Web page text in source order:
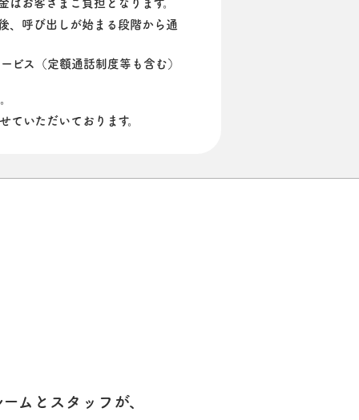
お客さまご負担となります。
、呼び出しが始まる段階から通
ビス（定額通話制度等も含む）
いただいております。
ムとスタッフが、